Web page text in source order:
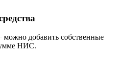
добавить собственные
НИС.